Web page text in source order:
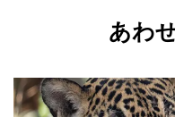
あわ